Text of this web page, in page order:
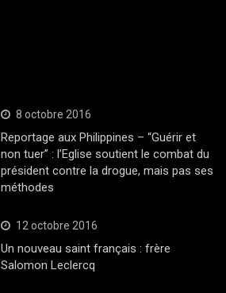
8 octobre 2016
Reportage aux Philippines – “Guérir et
non tuer” : l’Eglise soutient le combat du
président contre la drogue, mais pas ses
méthodes
12 octobre 2016
Un nouveau saint français : frère
Salomon Leclercq